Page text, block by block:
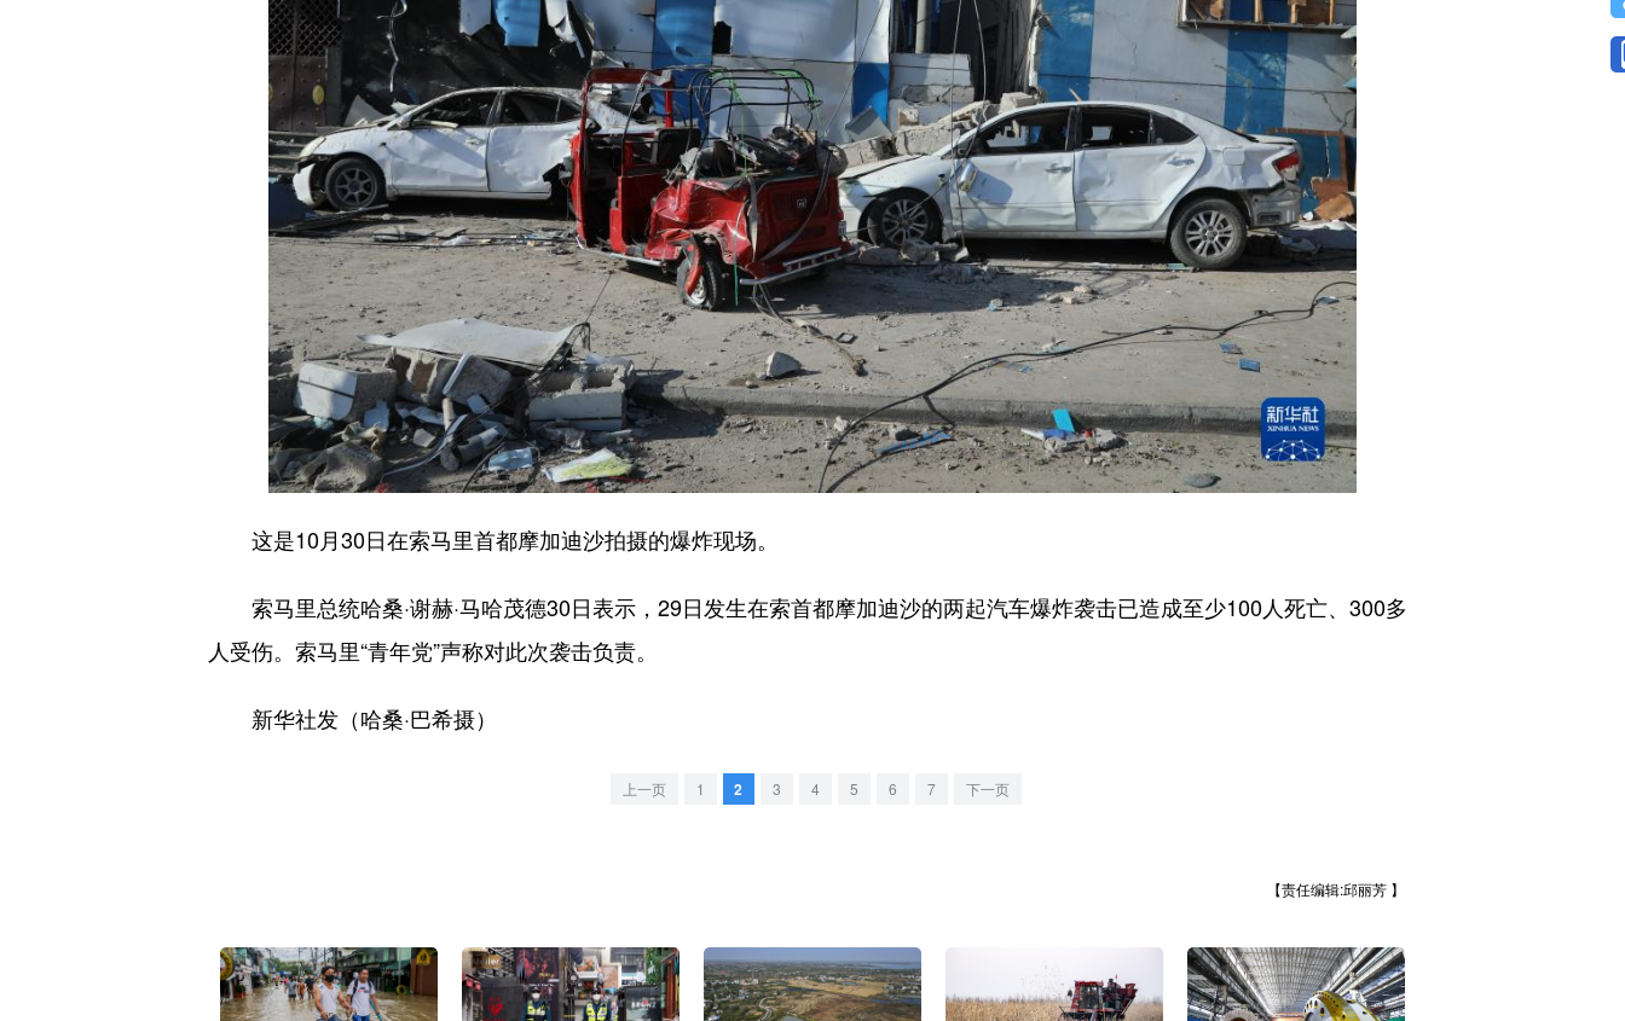
这是10月30日在索马里首都摩加迪沙拍摄的爆炸现场。
索马里总统哈桑·谢赫·马哈茂德30日表示，29日发生在索首都摩加迪沙的两起汽车爆炸袭击已造成至少100人死亡、300多
人受伤。索马里“青年党”声称对此次袭击负责。
新华社发（哈桑·巴希摄）
上一页 1 2 3 4 5 6 7 下一页
【责任编辑:邱丽芳 】